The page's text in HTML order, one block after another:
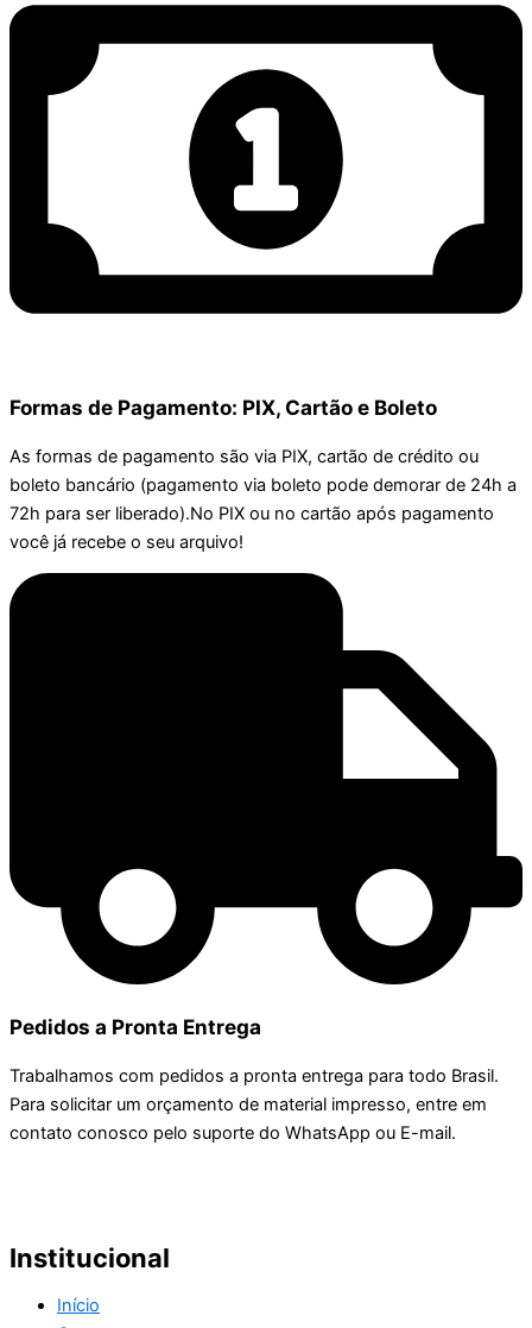
Formas de Pagamento: PIX, Cartão e Boleto
As formas de pagamento são via PIX, cartão de crédito ou
boleto bancário (pagamento via boleto pode demorar de 24h a
72h para ser liberado).No PIX ou no cartão após pagamento
você já recebe o seu arquivo!
Pedidos a Pronta Entrega
Trabalhamos com pedidos a pronta entrega para todo Brasil.
Para solicitar um orçamento de material impresso, entre em
contato conosco pelo suporte do WhatsApp ou E-mail.
Institucional
Início